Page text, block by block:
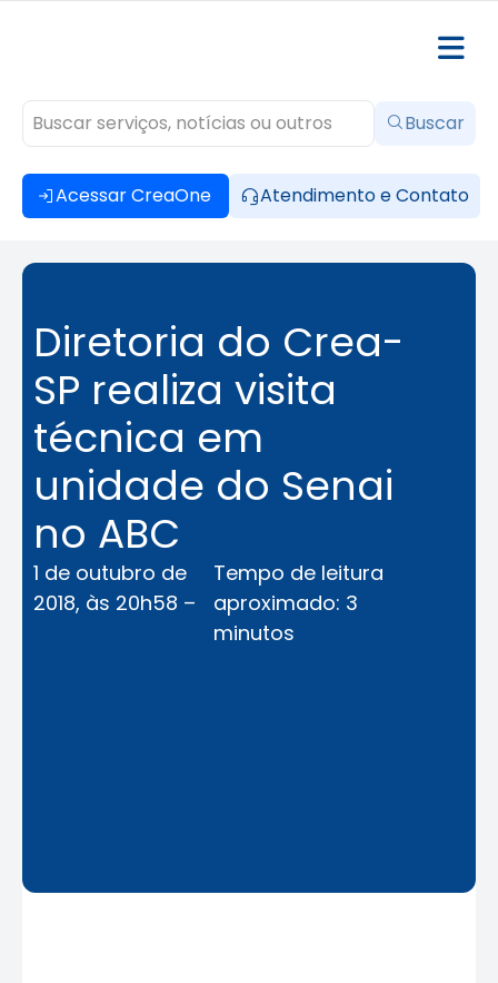
Acessar CreaOne Atendimento e Contato
Buscar
Diretoria do Crea-
SP realiza visita
técnica em
unidade do Senai
no ABC
1 de outubro de
2018, às 20h58 –
Tempo de leitura
aproximado: 3
minutos